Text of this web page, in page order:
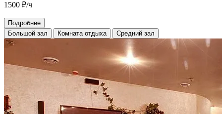
1500 ₽/ч
Подробнее
Большой зал
Комната отдыха Средний зал